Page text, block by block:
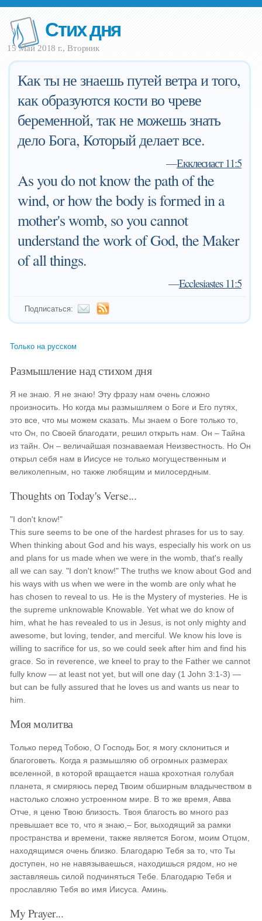
Стих дня
15 Май 2018 г., Вторник
Как ты не знаешь путей ветра и того,
как образуются кости во чреве
беременной, так не можешь знать
дело Бога, Который делает все.
—Екклесиаст 11:5
As you do not know the path of the
wind, or how the body is formed in a
mother's womb, so you cannot
understand the work of God, the Maker
of all things.
—Ecclesiastes 11:5
Подписаться:
Только на русском
Размышление над стихом дня
Я не знаю. Я не знаю! Эту фразу нам очень сложно
произносить. Но когда мы размышляем о Боге и Его путях,
это все, что мы можем сказать. Мы знаем о Боге только то,
что Он, по Своей благодати, решил открыть нам. Он – Тайна
из тайн. Он – величайшая познаваемая Неизвестность. Но Он
открыл себя нам в Иисусе не только могущественным и
великолепным, но также любящим и милосердным.
Thoughts on Today's Verse...
"I don't know!"
This sure seems to be one of the hardest phrases for us to say.
When thinking about God and his ways, especially his work on us
and plans for us made when we were in the womb, that's really
all we can say. "I don't know!" The truths we know about God and
his ways with us when we were in the womb are only what he
has chosen to reveal to us. He is the Mystery of mysteries. He is
the supreme unknowable Knowable. Yet what we do know of
him, what he has revealed to us in Jesus, is not only mighty and
awesome, but loving, tender, and merciful. We know his love is
willing to sacrifice for us, so we could seek after him and find his
grace. So in reverence, we kneel to pray to the Father we cannot
fully know — at least not yet, but will one day (1 John 3:1-3) —
but can be fully assured that he loves us and wants us near to
him.
Моя молитва
Только перед Тобою, О Господь Бог, я могу склониться и
благоговеть. Когда я размышляю об огромных размерах
вселенной, в которой вращается наша крохотная голубая
планета, я смиряюсь перед Твоим обширным владычеством в
настолько сложно устроенном мире. В то же время, Авва
Отче, я ценю Твою близость. Твоя благость во много раз
превышает все то, что я знаю,– Бог, выходящий за рамки
пространства и времени, также является Богом, моим Отцом,
находящимся очень близко. Благодарю Тебя за то, что Ты
доступен, но не навязываешься, находишься рядом, но не
заставляешь силой подчиняться Тебе. Благодарю Тебя и
прославляю Тебя во имя Иисуса. Аминь.
My Prayer...